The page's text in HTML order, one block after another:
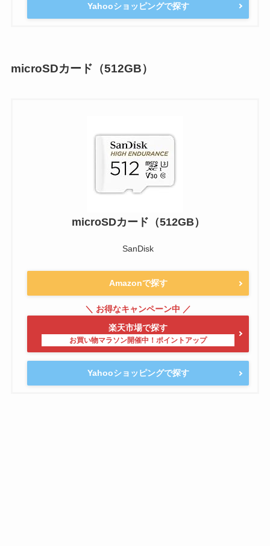
Yahooショッピングで探す
microSDカード（512GB）
microSDカード（512GB）
SanDisk
Amazonで探す
楽天市場で探す
Yahooショッピングで探す